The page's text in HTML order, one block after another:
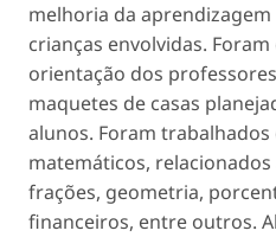
melhoria da
crianças envolvidas.
orientação dos
maquetes de casas
alunos. Foram
matemáticos, relacionados
frações, geometria,
financeiros, entre outros.